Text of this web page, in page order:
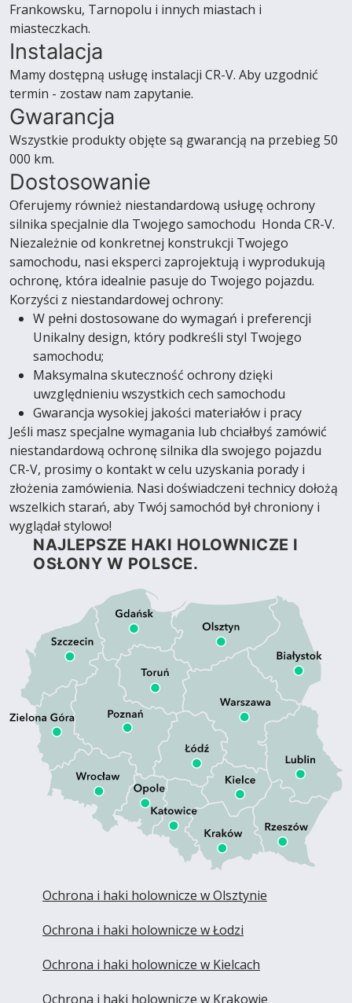
Frankowsku, Tarnopolu i innych miastach i
miasteczkach.
Instalacja
Mamy dostępną usługę instalacji CR-V. Aby uzgodnić
termin - zostaw nam zapytanie.
Gwarancja
Wszystkie produkty objęte są gwarancją na przebieg 50
000 km.
Dostosowanie
Oferujemy również niestandardową usługę ochrony
silnika specjalnie dla Twojego samochodu Honda CR-V.
Niezależnie od konkretnej konstrukcji Twojego
samochodu, nasi eksperci zaprojektują i wyprodukują
ochronę, która idealnie pasuje do Twojego pojazdu.
Korzyści z niestandardowej ochrony:
W pełni dostosowane do wymagań i preferencji
Unikalny design, który podkreśli styl Twojego
samochodu;
Maksymalna skuteczność ochrony dzięki
uwzględnieniu wszystkich cech samochodu
Gwarancja wysokiej jakości materiałów i pracy
Jeśli masz specjalne wymagania lub chciałbyś zamówić
niestandardową ochronę silnika dla swojego pojazdu
CR-V, prosimy o kontakt w celu uzyskania porady i
złożenia zamówienia. Nasi doświadczeni technicy dołożą
wszelkich starań, aby Twój samochód był chroniony i
wyglądał stylowo!
NAJLEPSZE HAKI HOLOWNICZE I
OSŁONY W POLSCE.
Ochrona i haki holownicze w Olsztynie
Ochrona i haki holownicze w Łodzi
Ochrona i haki holownicze w Kielcach
Ochrona i haki holownicze w Krakowie